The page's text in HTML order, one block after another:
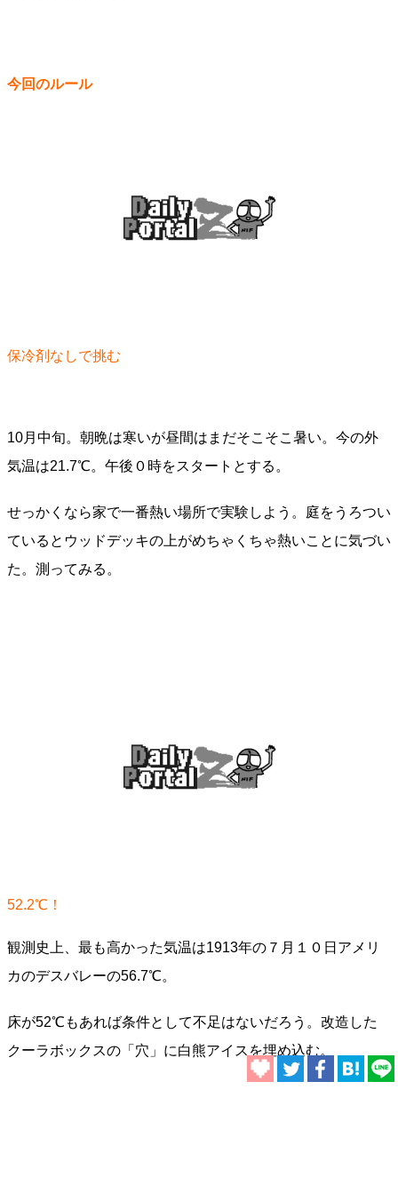
今回のルール
保冷剤なしで挑む
10月中旬。朝晩は寒いが昼間はまだそこそこ暑い。今の外
気温は21.7℃。午後０時をスタートとする。
せっかくなら家で一番熱い場所で実験しよう。庭をうろつい
ているとウッドデッキの上がめちゃくちゃ熱いことに気づい
た。測ってみる。
52.2℃！
観測史上、最も高かった気温は1913年の７月１０日アメリ
カのデスバレーの56.7℃。
床が52℃もあれば条件として不足はないだろう。改造した
クーラボックスの「穴」に白熊アイスを埋め込む。